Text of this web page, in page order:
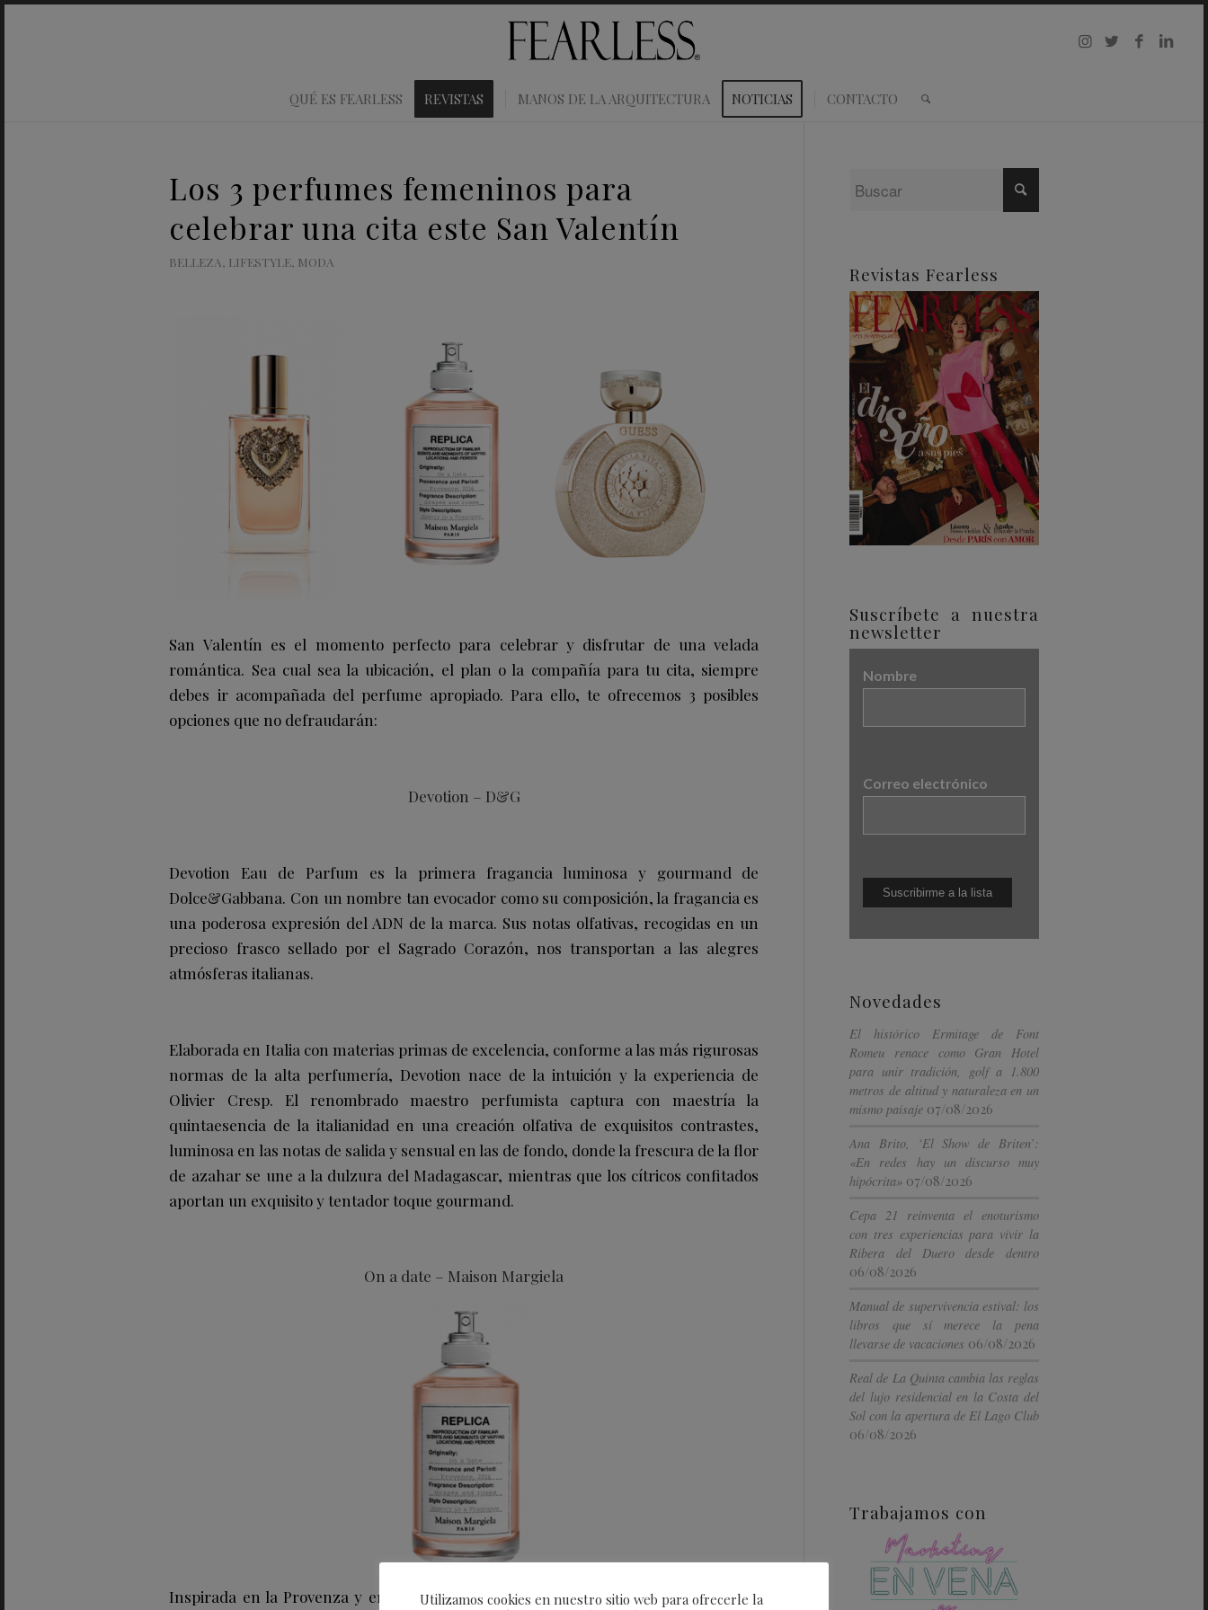
QUÉ ES FEARLESS REVISTAS MANOS DE LA ARQUITECTURA NOTICIAS CONTACTO
Los 3 perfumes femeninos para
celebrar una cita este San Valentín
BELLEZA, LIFESTYLE, MODA
San Valentín es el momento perfecto para celebrar y disfrutar de una velada
romántica. Sea cual sea la ubicación, el plan o la compañía para tu cita, siempre
debes ir acompañada del perfume apropiado. Para ello, te ofrecemos 3 posibles
opciones que no defraudarán:
Devotion – D&G
Devotion Eau de Parfum es la primera fragancia luminosa y gourmand de
Dolce&Gabbana. Con un nombre tan evocador como su composición, la fragancia es
una poderosa expresión del ADN de la marca. Sus notas olfativas, recogidas en un
precioso frasco sellado por el Sagrado Corazón, nos transportan a las alegres
atmósferas italianas.
Elaborada en Italia con materias primas de excelencia, conforme a las más rigurosas
normas de la alta perfumería, Devotion nace de la intuición y la experiencia de
Olivier Cresp. El renombrado maestro perfumista captura con maestría la
quintaesencia de la italianidad en una creación olfativa de exquisitos contrastes,
luminosa en las notas de salida y sensual en las de fondo, donde la frescura de la flor
de azahar se une a la dulzura del Madagascar, mientras que los cítricos confitados
aportan un exquisito y tentador toque gourmand.
On a date – Maison Margiela
Inspirada en la Provenza y en la luz dorada de una tarde de finales de verano, el
Revistas Fearless
Suscríbete a nuestra
newsletter
Nombre
Correo electrónico
Novedades
El histórico Ermitage de Font
Romeu renace como Gran Hotel
para unir tradición, golf a 1.800
metros de altitud y naturaleza en un
mismo paisaje 07/08/2026
Ana Brito, ‘El Show de Briten’:
«En redes hay un discurso muy
hipócrita» 07/08/2026
Cepa 21 reinventa el enoturismo
con tres experiencias para vivir la
Ribera del Duero desde dentro
06/08/2026
Manual de supervivencia estival: los
libros que sí merece la pena
llevarse de vacaciones 06/08/2026
Real de La Quinta cambia las reglas
del lujo residencial en la Costa del
Sol con la apertura de El Lago Club
06/08/2026
Trabajamos con
Utilizamos cookies en nuestro sitio web para ofrecerle la